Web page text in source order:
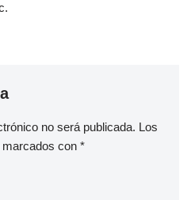
no será publicada. Los
con *